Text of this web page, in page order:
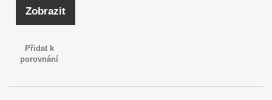
Zobrazit
Přidat k
porovnání